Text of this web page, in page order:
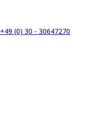
+49 (0) 30 - 30647270